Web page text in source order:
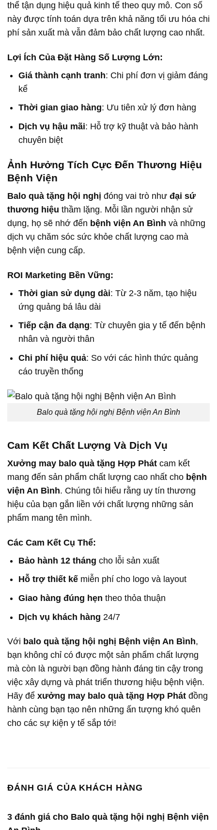
thể tận dụng hiệu quả kinh tế theo quy mô. Con số
này được tính toán dựa trên khả năng tối ưu hóa chi
phí sản xuất mà vẫn đảm bảo chất lượng cao nhất.
Lợi Ích Của Đặt Hàng Số Lượng Lớn:
Giá thành cạnh tranh: Chi phí đơn vị giảm đáng
kể
Thời gian giao hàng: Ưu tiên xử lý đơn hàng
Dịch vụ hậu mãi: Hỗ trợ kỹ thuật và bảo hành
chuyên biệt
Ảnh Hưởng Tích Cực Đến Thương Hiệu
Bệnh Viện
Balo quà tặng hội nghị đóng vai trò như đại sứ
thương hiệu thầm lặng. Mỗi lần người nhận sử
dụng, họ sẽ nhớ đến bệnh viện An Bình và những
dịch vụ chăm sóc sức khỏe chất lượng cao mà
bệnh viện cung cấp.
ROI Marketing Bền Vững:
Thời gian sử dụng dài: Từ 2-3 năm, tạo hiệu
ứng quảng bá lâu dài
Tiếp cận đa dạng: Từ chuyên gia y tế đến bệnh
nhân và người thân
Chi phí hiệu quả: So với các hình thức quảng
cáo truyền thống
Balo quà tặng hội nghị Bệnh viện An Bình
Cam Kết Chất Lượng Và Dịch Vụ
Xưởng may balo quà tặng Hợp Phát cam kết
mang đến sản phẩm chất lượng cao nhất cho bệnh
viện An Bình. Chúng tôi hiểu rằng uy tín thương
hiệu của bạn gắn liền với chất lượng những sản
phẩm mang tên mình.
Các Cam Kết Cụ Thể:
Bảo hành 12 tháng cho lỗi sản xuất
Hỗ trợ thiết kếmiễn phí cho logo và layout
Giao hàng đúng hẹn theo thỏa thuận
Dịch vụ khách hàng 24/7
Với balo quà tặng hội nghị Bệnh viện An Bình,
bạn không chỉ có được một sản phẩm chất lượng
mà còn là người bạn đồng hành đáng tin cậy trong
việc xây dựng và phát triển thương hiệu bệnh viện.
Hãy để xưởng may balo quà tặng Hợp Phát đồng
hành cùng bạn tạo nên những ấn tượng khó quên
cho các sự kiện y tế sắp tới!
ĐÁNH GIÁ CỦA KHÁCH HÀNG
3 đánh giá cho Balo quà tặng hội nghị Bệnh viện